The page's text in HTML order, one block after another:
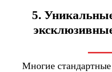
5.
Многие